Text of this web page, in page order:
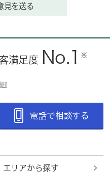
見を送る
満足度 No.1 ※
電話で相談する
エリアから探す